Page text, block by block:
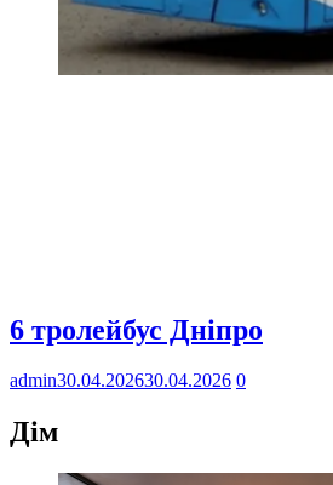
6 тролейбус Дніпро
admin30.04.202630.04.2026 0
Дім